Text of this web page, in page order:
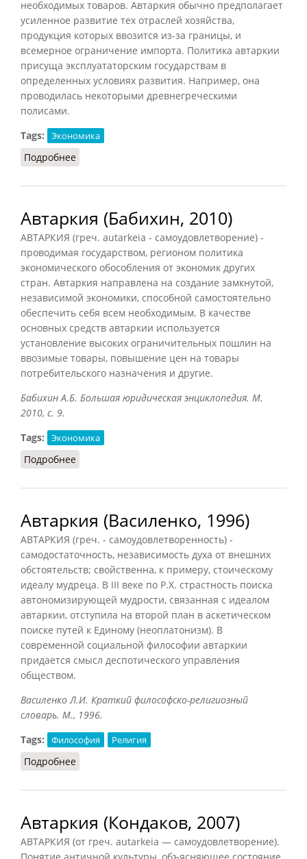
необходимых товаров. Автаркия обычно предполагает
усиленное развитие тех отраслей хозяйства,
продукция которых ввозится из-за границы, и
всемерное ограничение импорта. Политика автаркии
присуща эксплуататорским государствам в
определенных условиях развития. Например, она
проводилась некоторыми древнегреческими
полисами.
Tags:
Экономика
Подробнее
Автаркия (Бабихин, 2010)
АВТАРКИЯ (греч. autarkeia - самоудовлетворение) -
проводимая государством, регионом политика
экономического обособления от экономик других
стран. Автаркия направлена на создание замкнутой,
независимой экономики, способной самостоятельно
обеспечить себя всем необходимым. В качестве
основных средств автаркии используется
установление высоких ограничительных пошлин на
ввозимые товары, повышение цен на товары
потребительского назначения и другие.
Бабихин А.Б. Большая юридическая энциклопедия. М.
2010, с. 9.
Tags:
Экономика
Подробнее
Автаркия (Василенко, 1996)
АВТАРКИЯ (греч. - самоудовлетворенность) -
самодостаточность, независимость духа от внешних
обстоятельств; свойственна, к примеру, стоическому
идеалу мудреца. В III веке по Р.Х. страстность поиска
автономизирующей мудрости, связанная с идеалом
автаркии, отступила на второй план в аскетическом
поиске путей к Единому (неоплатонизм). В
современной социальной философии автаркии
придается смысл деспотического управления
обществом.
Василенко Л.И. Краткий философско-религиозный
словарь. М., 1996.
Tags:
Философия Религия
Подробнее
Автаркия (Кондаков, 2007)
АВТАРКИЯ (от греч. autarkeia — самоудовлетворение).
Понятие античной культуры, объясняющее состояние